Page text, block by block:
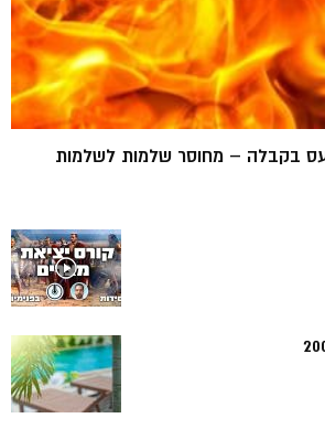
בקבלה – מחוסר שלמות לשלמות